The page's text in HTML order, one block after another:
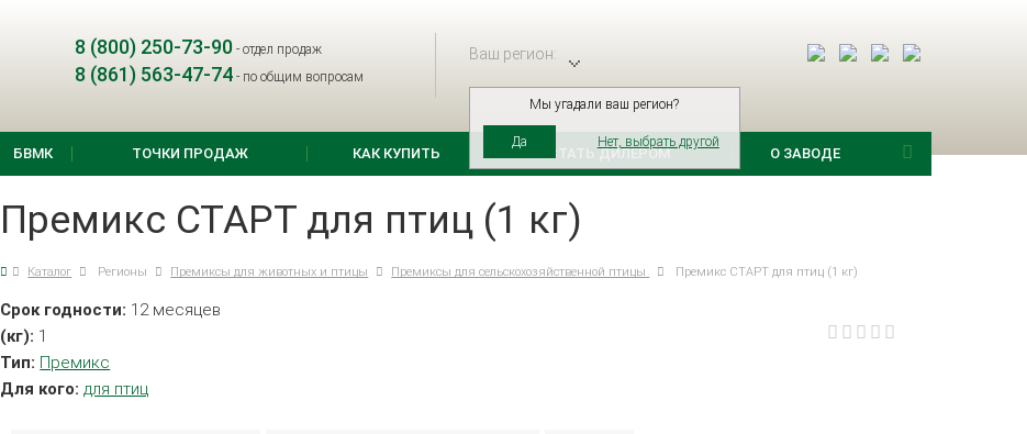
8 (800) 250-73-90- отдел продаж
8 (861) 563-47-74- по общим вопросам
Ваш регион:
Мы угадали ваш регион?
Да Нет, выбрать другой
БВМК ТОЧКИ ПРОДАЖ КАК КУПИТЬ СТАТЬ ДИЛЕРОМ О ЗАВОДЕ
Премикс СТАРТ для птиц (1 кг)
Каталог Регионы Премиксы для животных и птицы Премиксы для сельскохозяйственной птицы Премикс СТАРТ для птиц (1 кг)
Срок годности: 12 месяцев
(кг): 1
Тип: Премикс
Для кого: для птиц